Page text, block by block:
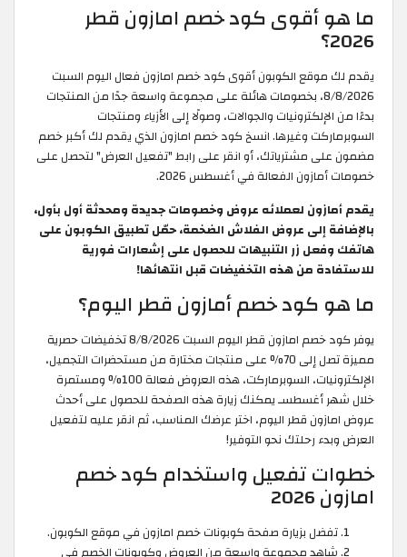
ما هو أقوى كود خصم امازون قطر
2026؟
يقدم لك موقع الكوبون أقوى كود خصم امازون فعال اليوم السبت
8/8/2026، بخصومات هائلة على مجموعة واسعة جدًا من المنتجات
بدءًا من الإلكترونيات والجوالات، وصولًا إلى الأزياء ومنتجات
السوبرماركت وغيرها. انسخ كود خصم امازون الذي يقدم لك أكبر خصم
مضمون على مشترياتك، أو انقر على رابط "تفعيل العرض" لتحصل على
خصومات أمازون الفعالة في أغسطس 2026.
يقدم أمازون لعملائه عروض وخصومات جديدة ومحدثة أول بأول،
بالإضافة إلى عروض الفلاش الضخمة، حمّل تطبيق الكوبون على
هاتفك وفعل زر التنبيهات للحصول على إشعارات فورية
للاستفادة من هذه التخفيضات قبل انتهائها!
ما هو كود خصم أمازون قطر اليوم؟
يوفر كود خصم امازون قطر اليوم السبت 8/8/2026 تخفيضات حصرية
مميزة تصل إلى 70% على منتجات مختارة من مستحضرات التجميل،
الإلكترونيات، السوبرماركت، هذه العروض فعالة 100% ومستمرة
خلال شهر أغسطسـ يمكنك زيارة هذه الصفحة للحصول على أحدث
عروض امازون قطر اليوم، اختر عرضك المناسب، ثم انقر عليه لتفعيل
العرض وبدء رحلتك نحو التوفير!
خطوات تفعيل واستخدام كود خصم
امازون 2026
تفضل بزيارة صفحة كوبونات خصم امازون في موقع الكوبون.
شاهد مجموعة واسعة من العروض وكوبونات الخصم في